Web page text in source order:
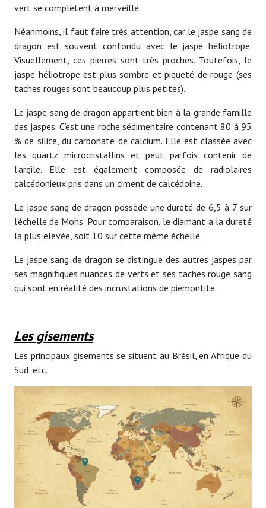
vert se complètent à merveille.
Néanmoins, il faut faire très attention, car le jaspe sang de
dragon est souvent confondu avec le jaspe héliotrope.
Visuellement, ces pierres sont très proches. Toutefois, le
jaspe héliotrope est plus sombre et piqueté de rouge (ses
taches rouges sont beaucoup plus petites).
Le jaspe sang de dragon appartient bien à la grande famille
des jaspes. C’est une roche sédimentaire contenant 80 à 95
% de silice, du carbonate de calcium. Elle est classée avec
les quartz microcristallins et peut parfois contenir de
l’argile. Elle est également composée de radiolaires
calcédonieux pris dans un ciment de calcédoine.
Le jaspe sang de dragon possède une dureté de 6,5 à 7 sur
l’échelle de Mohs. Pour comparaison, le diamant a la dureté
la plus élevée, soit 10 sur cette même échelle.
Le jaspe sang de dragon se distingue des autres jaspes par
ses magnifiques nuances de verts et ses taches rouge sang
qui sont en réalité des incrustations de piémontite.
Les gisements
Les principaux gisements se situent au Brésil, en Afrique du
Sud, etc.